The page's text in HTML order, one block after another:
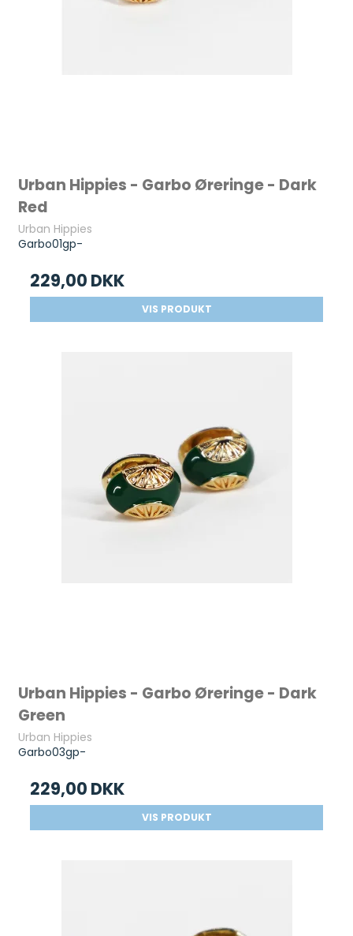
Urban Hippies - Garbo Øreringe - Dark
Red
Urban Hippies
Garbo01gp-
229,00 DKK
VIS PRODUKT
Urban Hippies - Garbo Øreringe - Dark
Green
Urban Hippies
Garbo03gp-
229,00 DKK
VIS PRODUKT